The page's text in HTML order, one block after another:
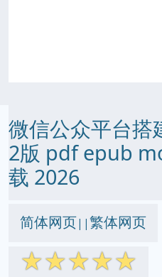
微信公众平台搭
2版 pdf epub
载 2026
简体网页||繁体网页
☆☆☆☆☆